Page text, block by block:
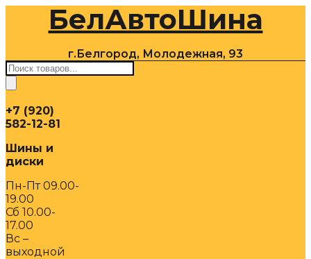
содержимомуБелАвтоШина
г.Белгород, Молодежная, 93
Поиск
товаров
+7 (920)
582-12-81
Шины и
диски
Пн-Пт 09.00-
19.00
Сб 10.00-
17.00
Вс –
выходной